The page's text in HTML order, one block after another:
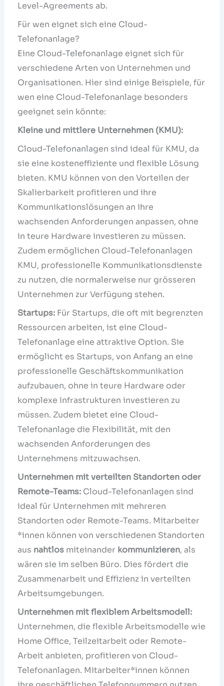
Level-Agreements ab.
Für wen eignet sich eine Cloud-
Telefonanlage?
Eine Cloud-Telefonanlage eignet sich für
verschiedene Arten von Unternehmen und
Organisationen. Hier sind einige Beispiele, für
wen eine Cloud-Telefonanlage besonders
geeignet sein könnte:
Kleine und mittlere Unternehmen (KMU):
Cloud-Telefonanlagen sind ideal für KMU, da
sie eine kosteneffiziente und flexible Lösung
bieten. KMU können von den Vorteilen der
Skalierbarkeit profitieren und ihre
Kommunikationslösungen an ihre
wachsenden Anforderungen anpassen, ohne
in teure Hardware investieren zu müssen.
Zudem ermöglichen Cloud-Telefonanlagen
KMU, professionelle Kommunikationsdienste
zu nutzen, die normalerweise nur grösseren
Unternehmen zur Verfügung stehen.
Startups:Für Startups, die oft mit begrenzten
Ressourcen arbeiten, ist eine Cloud-
Telefonanlage eine attraktive Option. Sie
ermöglicht es Startups, von Anfang an eine
professionelle Geschäftskommunikation
aufzubauen, ohne in teure Hardware oder
komplexe Infrastrukturen investieren zu
müssen. Zudem bietet eine Cloud-
Telefonanlage die Flexibilität, mit den
wachsenden Anforderungen des
Unternehmens mitzuwachsen.
Unternehmen mit verteilten Standorten oder
Remote-Teams:Cloud-Telefonanlagen sind
ideal für Unternehmen mit mehreren
Standorten oder Remote-Teams. Mitarbeiter
*innen können von verschiedenen Standorten
aus nahtlosmiteinander kommunizieren, als
wären sie im selben Büro. Dies fördert die
Zusammenarbeit und Effizienz in verteilten
Arbeitsumgebungen.
Unternehmen mit flexiblem Arbeitsmodell:
Unternehmen, die flexible Arbeitsmodelle wie
Home Office, Teilzeitarbeit oder Remote-
Arbeit anbieten, profitieren von Cloud-
Telefonanlagen. Mitarbeiter*innen können